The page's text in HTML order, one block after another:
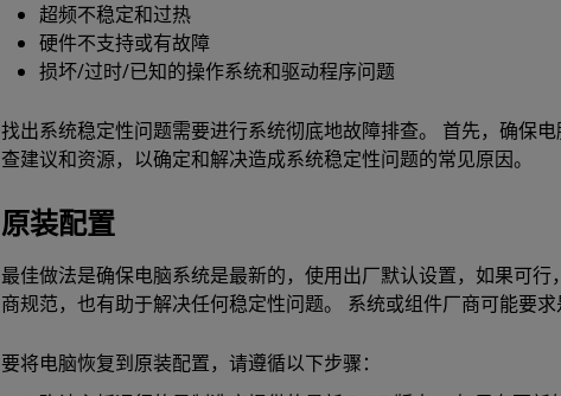
超频不稳定和过热
硬件不支持或有故障
损坏/过时/已知的操作系统和驱动程序问题
找出系统稳定性问题需要进行系统彻底地故障排查。 首先，确保
查建议和资源，以确定和解决造成系统稳定性问题的常见原因。
原装配置
最佳做法是确保电脑系统是最新的，使用出厂默认设置，如果可
商规范，也有助于解决任何稳定性问题。 系统或组件厂商可能要
要将电脑恢复到原装配置，请遵循以下步骤：